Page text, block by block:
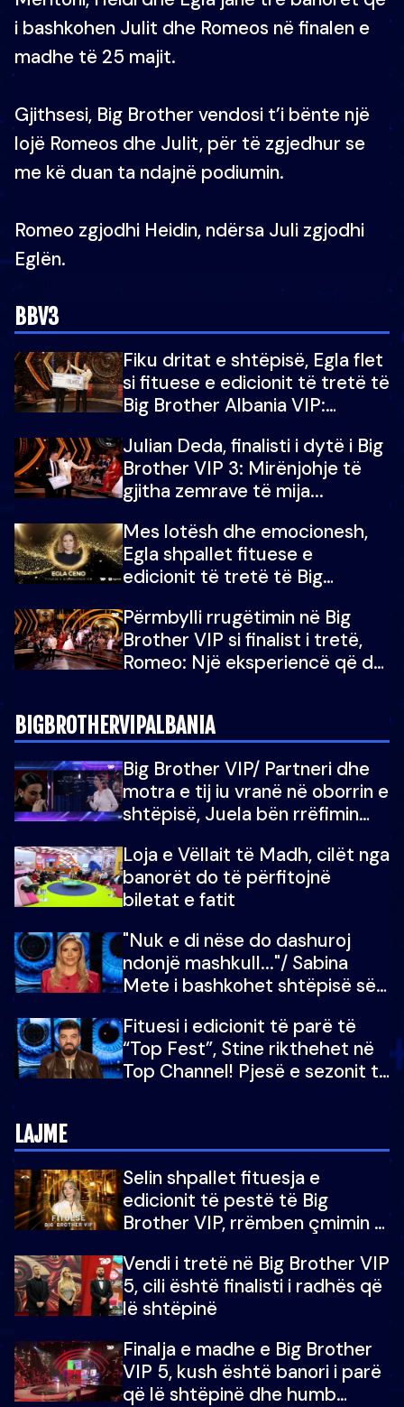
i bashkohen Julit dhe Romeos në finalen e
madhe të 25 majit.
Gjithsesi, Big Brother vendosi t’i bënte një
lojë Romeos dhe Julit, për të zgjedhur se
me kë duan ta ndajnë podiumin.
Romeo zgjodhi Heidin, ndërsa Juli zgjodhi
Eglën.
BBV3
Fiku dritat e shtëpisë, Egla flet
si fituese e edicionit të tretë të
Big Brother Albania VIP:
Julian Deda, finalisti i dytë i Big
Brother VIP 3: Mirënjohje të
gjitha zemrave të mija...
Mes lotësh dhe emocionesh,
Egla shpallet fituese e
edicionit të tretë të Big
Përmbylli rrugëtimin në Big
Brother VIP si finalist i tretë,
Romeo: Një eksperiencë që do
BIGBROTHERVIPALBANIA
Big Brother VIP/ Partneri dhe
motra e tij iu vranë në oborrin e
shtëpisë, Juela bën rrëfimin
do të martoheshim, por zemra
mu copëtua
Loja e Vëllait të Madh, cilët nga
banorët do të përfitojnë
biletat e fatit
"Nuk e di nëse do dashuroj
ndonjë mashkull..."/ Sabina
Mete i bashkohet shtëpisë së
për në fund!
Fituesi i edicionit të parë të
“Top Fest”, Stine rikthehet në
Top Channel! Pjesë e sezonit të
LAJME
Selin shpallet fituesja e
edicionit të pestë të Big
Brother VIP, rrëmben çmimin e
Vendi i tretë në Big Brother VIP
5, cili është finalisti i radhës që
lë shtëpinë
Finalja e madhe e Big Brother
VIP 5, kush është banori i parë
që lë shtëpinë dhe humb